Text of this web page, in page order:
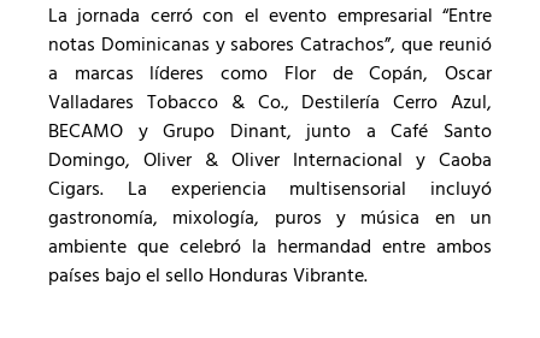
La jornada cerró con el evento empresarial “Entre
notas Dominicanas y sabores Catrachos”, que reunió
a marcas líderes como Flor de Copán, Oscar
Valladares Tobacco & Co., Destilería Cerro Azul,
BECAMO y Grupo Dinant, junto a Café Santo
Domingo, Oliver & Oliver Internacional y Caoba
Cigars. La experiencia multisensorial incluyó
gastronomía, mixología, puros y música en un
ambiente que celebró la hermandad entre ambos
países bajo el sello Honduras Vibrante.